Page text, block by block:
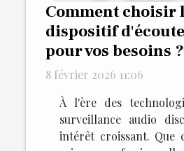
Comment choisir
dispositif
pour vos besoins ?
8 février 2026 11:06
À l'ère des
surveillance audio
intérêt croissant. Que